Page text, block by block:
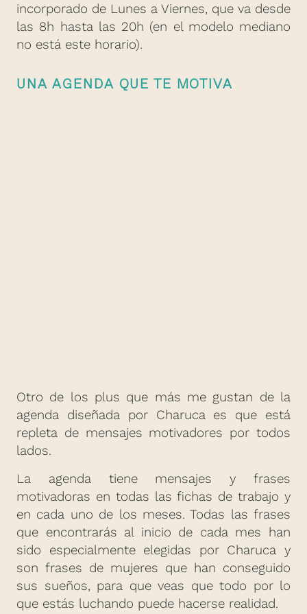
incorporado de Lunes a Viernes, que va desde
las 8h hasta las 20h (en el modelo mediano
no está este horario).
UNA AGENDA QUE TE MOTIVA
Otro de los plus que más me gustan de la
agenda diseñada por Charuca es que está
repleta de mensajes motivadores por todos
lados.
La agenda tiene mensajes y frases
motivadoras en todas las fichas de trabajo y
en cada uno de los meses. Todas las frases
que encontrarás al inicio de cada mes han
sido especialmente elegidas por Charuca y
son frases de mujeres que han conseguido
sus sueños, para que veas que todo por lo
que estás luchando puede hacerse realidad.